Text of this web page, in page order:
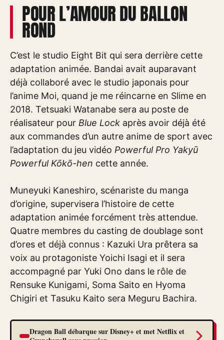
POUR L’AMOUR DU BALLON
ROND
C’est le studio Eight Bit qui sera derrière cette
adaptation animée. Bandai avait auparavant
déjà collaboré avec le studio japonais pour
l’anime Moi, quand je me réincarne en Slime en
2018. Tetsuaki Watanabe sera au poste de
réalisateur pour Blue Lock après avoir déjà été
aux commandes d’un autre anime de sport avec
l’adaptation du jeu vidéo Powerful Pro Yakyū
Powerful Kōkō-hen cette année.
Muneyuki Kaneshiro, scénariste du manga
d’origine, supervisera l’histoire de cette
adaptation animée forcément très attendue.
Quatre membres du casting de doublage sont
d’ores et déjà connus : Kazuki Ura prêtera sa
voix au protagoniste Yoichi Isagi et il sera
accompagné par Yuki Ono dans le rôle de
Rensuke Kunigami, Soma Saito en Hyoma
Chigiri et Tasuku Kaito sera Meguru Bachira.
Dragon Ball débarque sur Disney+ et met Netflix et